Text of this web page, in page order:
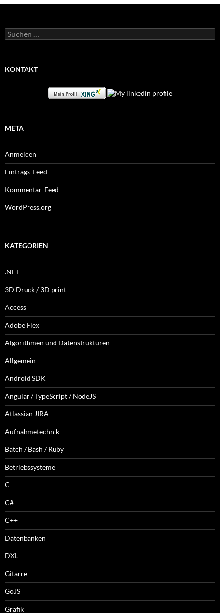
Suchen
nach:
KONTAKT
META
Anmelden
Eintrags-Feed
Kommentar-Feed
WordPress.org
KATEGORIEN
.NET
3D Druck / 3D print
Access
Adobe Flex
Algorithmen und Datenstrukturen
Allgemein
Android SDK
Angular / TypeScript / NodeJS
Atlassian JIRA
Aufnahmetechnik
Batch / Bash / Ruby
Betriebssysteme
C
C#
C++
Datenbanken
DXL
Gitarre
GoJS
Grafik